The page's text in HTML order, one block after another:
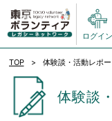
ログイン
TOP 体験談・活動レポー
体験談